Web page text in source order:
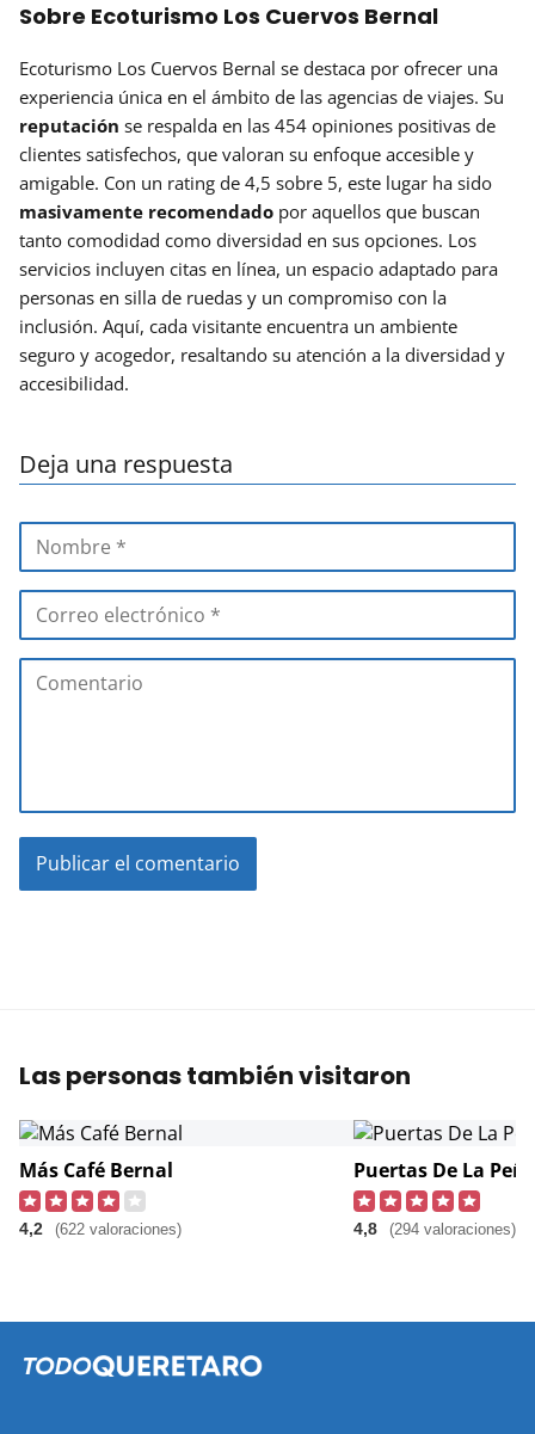
Sobre Ecoturismo Los Cuervos Bernal
Ecoturismo Los Cuervos Bernal se destaca por ofrecer una
experiencia única en el ámbito de las agencias de viajes. Su
reputación se respalda en las 454 opiniones positivas de
clientes satisfechos, que valoran su enfoque accesible y
amigable. Con un rating de 4,5 sobre 5, este lugar ha sido
masivamente recomendado por aquellos que buscan
tanto comodidad como diversidad en sus opciones. Los
servicios incluyen citas en línea, un espacio adaptado para
personas en silla de ruedas y un compromiso con la
inclusión. Aquí, cada visitante encuentra un ambiente
seguro y acogedor, resaltando su atención a la diversidad y
accesibilidad.
Deja una respuesta
Las personas también visitaron
Más Café Bernal
4,2 (622 valoraciones)
Puertas De La
4,8 (294 valoraciones)